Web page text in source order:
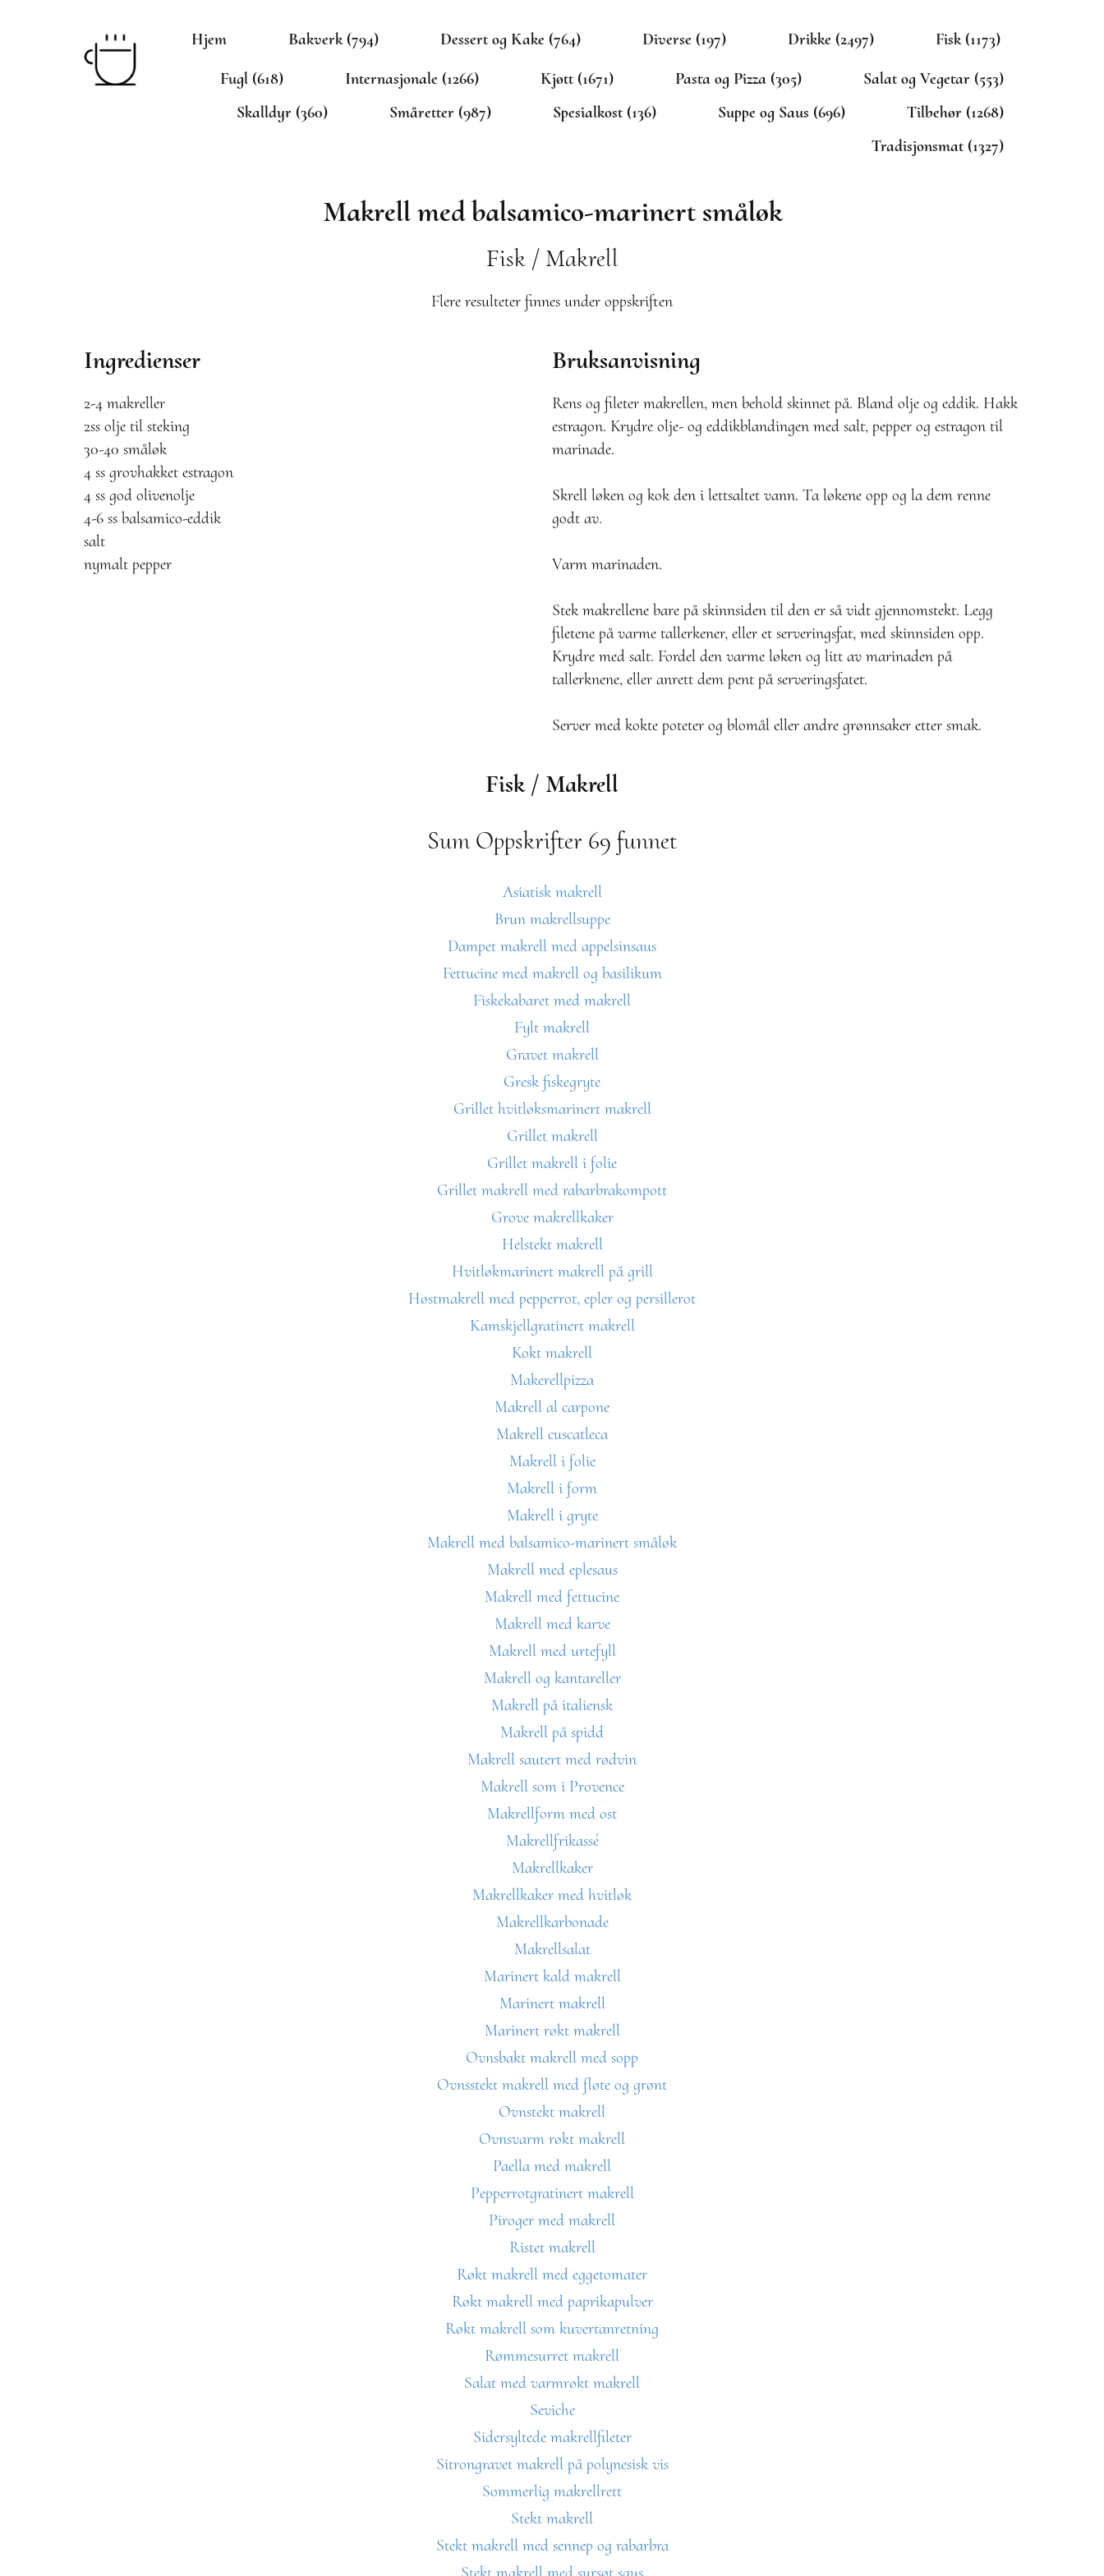
Hjem Bakverk (794) Dessert og Kake (764) Diverse (197) Drikke (2497)
Fisk (1173)
Fugl (618)
Internasjonale (1266) Kjøtt (1671) Pasta og Pizza (305)
Salat og Vegetar (553)
Skalldyr (360)
Småretter (987) Spesialkost (136) Suppe og Saus (696)
Tilbehør (1268)
Tradisjonsmat (1327)
Makrell med balsamico-marinert småløk
Fisk / Makrell
Flere resulteter finnes under oppskriften
Ingredienser
2-4 makreller
2ss olje til steking
30-40 småløk
4 ss grovhakket estragon
4 ss god olivenolje
4-6 ss balsamico-eddik
salt
nymalt pepper
Bruksanvisning
Rens og fileter makrellen, men behold skinnet på. Bland olje og eddik. Hakk
estragon. Krydre olje- og eddikblandingen med salt, pepper og estragon til
marinade.
Skrell løken og kok den i lettsaltet vann. Ta løkene opp og la dem renne
godt av.
Varm marinaden.
Stek makrellene bare på skinnsiden til den er så vidt gjennomstekt. Legg
filetene på varme tallerkener, eller et serveringsfat, med skinnsiden opp.
Krydre med salt. Fordel den varme løken og litt av marinaden på
tallerknene, eller anrett dem pent på serveringsfatet.
Server med kokte poteter og blomål eller andre grønnsaker etter smak.
Fisk / Makrell
Sum Oppskrifter 69 funnet
Asiatisk makrell
Brun makrellsuppe
Dampet makrell med appelsinsaus
Fettucine med makrell og basilikum
Fiskekabaret med makrell
Fylt makrell
Gravet makrell
Gresk fiskegryte
Grillet hvitløksmarinert makrell
Grillet makrell
Grillet makrell i folie
Grillet makrell med rabarbrakompott
Grove makrellkaker
Helstekt makrell
Hvitløkmarinert makrell på grill
Høstmakrell med pepperrot, epler og persillerot
Kamskjellgratinert makrell
Kokt makrell
Makerellpizza
Makrell al carpone
Makrell cuscatleca
Makrell i folie
Makrell i form
Makrell i gryte
Makrell med balsamico-marinert småløk
Makrell med eplesaus
Makrell med fettucine
Makrell med karve
Makrell med urtefyll
Makrell og kantareller
Makrell på italiensk
Makrell på spidd
Makrell sautert med rødvin
Makrell som i Provence
Makrellform med ost
Makrellfrikassé
Makrellkaker
Makrellkaker med hvitløk
Makrellkarbonade
Makrellsalat
Marinert kald makrell
Marinert makrell
Marinert røkt makrell
Ovnsbakt makrell med sopp
Ovnsstekt makrell med fløte og grønt
Ovnstekt makrell
Ovnsvarm røkt makrell
Paella med makrell
Pepperrotgratinert makrell
Piroger med makrell
Ristet makrell
Røkt makrell med eggetomater
Røkt makrell med paprikapulver
Røkt makrell som kuvertanretning
Rømmesurret makrell
Salat med varmrøkt makrell
Seviche
Sidersyltede makrellfileter
Sitrongravet makrell på polynesisk vis
Sommerlig makrellrett
Stekt makrell
Stekt makrell med sennep og rabarbra